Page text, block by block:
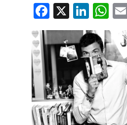
Facebook
X